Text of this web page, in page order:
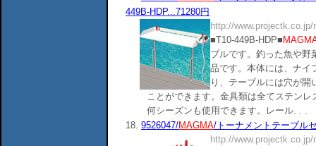
449B-HDP...71280円
http://
■T10-449B-HDP■
ブルです。釣った魚や野
品です。本体には、ナイ
り、テーブルには穴が開
ことができます。金具類は全てステン
何シーズンも使用できます。レール. . .
18. 9526047/MAGMA/トーナメントテーブル
http://